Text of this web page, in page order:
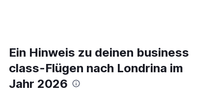
Ein Hinweis zu deinen business
class-Flügen nach Londrina im
Jahr 2026